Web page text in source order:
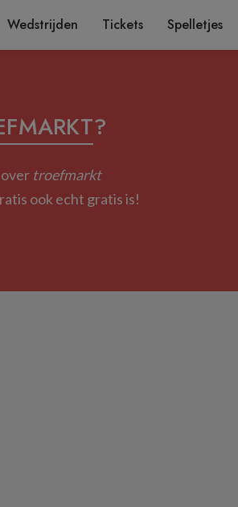
Wedstrijden Tickets Spelletjes
?
troefmarkt
ook echt gratis is!